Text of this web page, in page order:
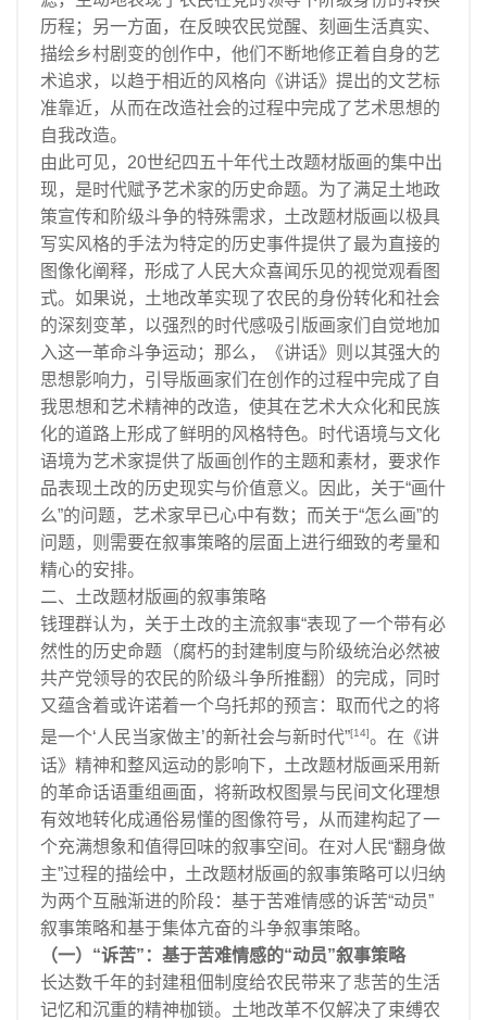
历程；另一方面，在反映农民觉醒、刻画生活真实、
描绘乡村剧变的创作中，他们不断地修正着自身的艺
术追求，以趋于相近的风格向《讲话》提出的文艺标
准靠近，从而在改造社会的过程中完成了艺术思想的
自我改造。
由此可见，20世纪四五十年代土改题材版画的集中出
现，是时代赋予艺术家的历史命题。为了满足土地政
策宣传和阶级斗争的特殊需求，土改题材版画以极具
写实风格的手法为特定的历史事件提供了最为直接的
图像化阐释，形成了人民大众喜闻乐见的视觉观看图
式。如果说，土地改革实现了农民的身份转化和社会
的深刻变革，以强烈的时代感吸引版画家们自觉地加
入这一革命斗争运动；那么，《讲话》则以其强大的
思想影响力，引导版画家们在创作的过程中完成了自
我思想和艺术精神的改造，使其在艺术大众化和民族
化的道路上形成了鲜明的风格特色。时代语境与文化
语境为艺术家提供了版画创作的主题和素材，要求作
品表现土改的历史现实与价值意义。因此，关于“画什
么”的问题，艺术家早已心中有数；而关于“怎么画”的
问题，则需要在叙事策略的层面上进行细致的考量和
精心的安排。
二、土改题材版画的叙事策略
钱理群认为，关于土改的主流叙事“表现了一个带有必
然性的历史命题（腐朽的封建制度与阶级统治必然被
共产党领导的农民的阶级斗争所推翻）的完成，同时
又蕴含着或许诺着一个乌托邦的预言：取而代之的将
是一个‘人民当家做主’的新社会与新时代”[14]。在《讲
话》精神和整风运动的影响下，土改题材版画采用新
的革命话语重组画面，将新政权图景与民间文化理想
有效地转化成通俗易懂的图像符号，从而建构起了一
个充满想象和值得回味的叙事空间。在对人民“翻身做
主”过程的描绘中，土改题材版画的叙事策略可以归纳
为两个互融渐进的阶段：基于苦难情感的诉苦“动员”
叙事策略和基于集体亢奋的斗争叙事策略。
（一）“诉苦”：基于苦难情感的“动员”叙事策略
长达数千年的封建租佃制度给农民带来了悲苦的生活
记忆和沉重的精神枷锁。土地改革不仅解决了束缚农